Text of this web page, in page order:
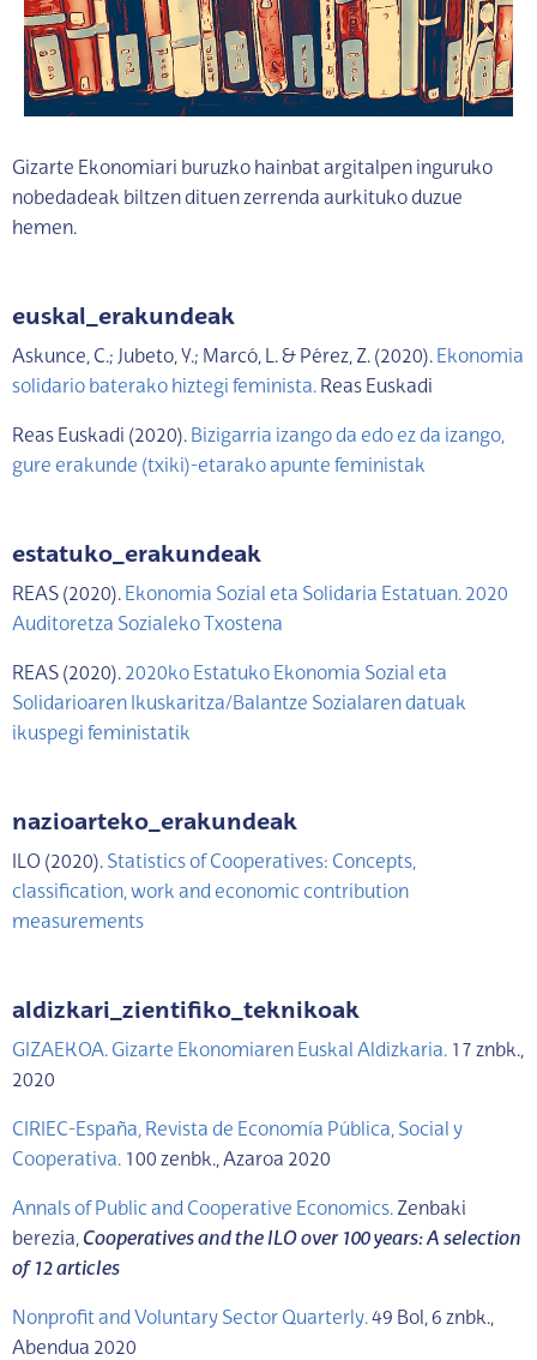
Gizarte Ekonomiari buruzko hainbat argitalpen inguruko
nobedadeak biltzen dituen zerrenda aurkituko duzue
hemen.
euskal_erakundeak
Askunce, C.; Jubeto, Y.; Marcó, L. & Pérez, Z. (2020). Ekonomia
solidario baterako hiztegi feminista. Reas Euskadi
Reas Euskadi (2020). Bizigarria izango da edo ez da izango,
gure erakunde (txiki)-etarako apunte feministak
estatuko_erakundeak
REAS (2020). Ekonomia Sozial eta Solidaria Estatuan. 2020
Auditoretza Sozialeko Txostena
REAS (2020). 2020ko Estatuko Ekonomia Sozial eta
Solidarioaren Ikuskaritza/Balantze Sozialaren datuak
ikuspegi feministatik
nazioarteko_erakundeak
ILO (2020). Statistics of Cooperatives: Concepts,
classification, work and economic contribution
measurements
aldizkari_zientifiko_teknikoak
GIZAEKOA. Gizarte Ekonomiaren Euskal Aldizkaria. 17 znbk.,
2020
CIRIEC-España, Revista de Economía Pública, Social y
Cooperativa. 100 zenbk., Azaroa 2020
Annals of Public and Cooperative Economics. Zenbaki
berezia, Cooperatives and the ILO over 100 years: A selection
of 12 articles
Nonprofit and Voluntary Sector Quarterly.49 Bol, 6 znbk.,
Abendua 2020